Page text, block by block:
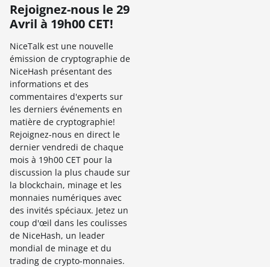
Rejoignez-nous le 29
Avril à 19h00 CET!
NiceTalk est une nouvelle
émission de cryptographie de
NiceHash présentant des
informations et des
commentaires d'experts sur
les derniers événements en
matière de cryptographie!
Rejoignez-nous en direct le
dernier vendredi de chaque
mois à 19h00 CET pour la
discussion la plus chaude sur
la blockchain, minage et les
monnaies numériques avec
des invités spéciaux. Jetez un
coup d'œil dans les coulisses
de NiceHash, un leader
mondial de minage et du
trading de crypto-monnaies.